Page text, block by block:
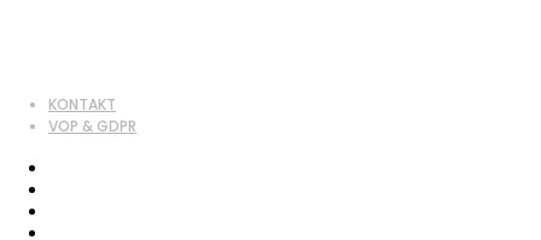
KONTAKT
VOP & GDPR